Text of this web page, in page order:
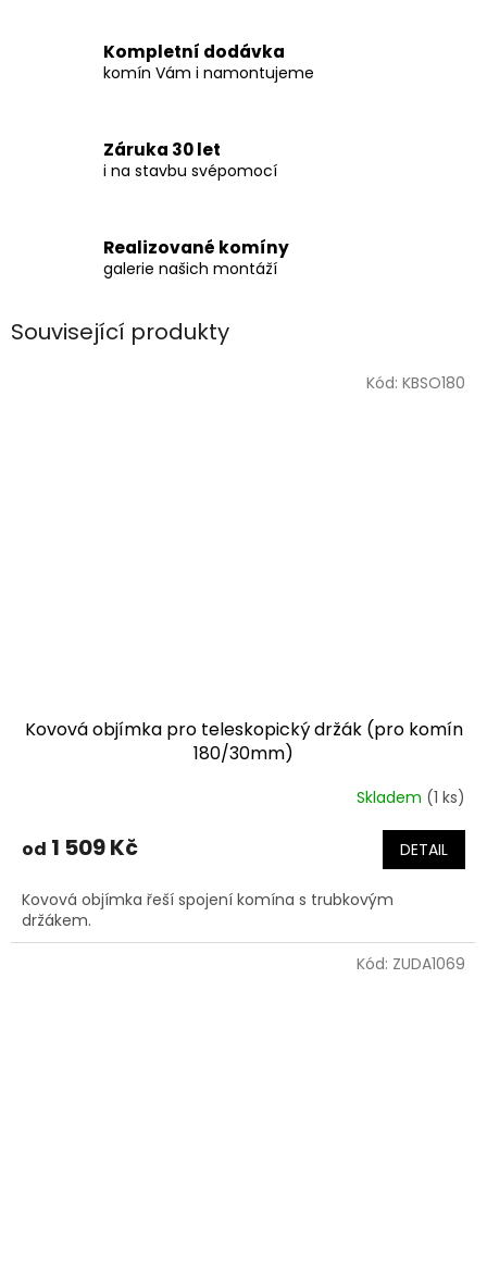
Kompletní dodávka
komín Vám i namontujeme
Záruka 30 let
i na stavbu svépomocí
Realizované komíny
galerie našich montáží
Související produkty
Kovová objímka pro teleskopický držák (pro komín
180/30mm)
Skladem (1 ks)
od 1 509 Kč DETAIL
Kovová objímka řeší spojení komína s trubkovým
držákem.
Kód: KBSO180
Kód: ZUDA1069